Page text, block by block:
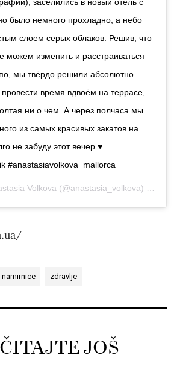
было немного прохладно, а небо
слоем серых облаков. Решив, что
можем изменить и расстраиваться
мы твёрдо решили абсолютно
время вдвоём на террасе,
ни о чем. А через полчаса мы
из самых красивых закатов на
не забуду этот вечер ♥️
#anastasiavolkova_mallorca
Volkova (@anastasia_volkova) onOct 11, 2019 at 1:39am PDT
namirnice zdravlje
JOŠ